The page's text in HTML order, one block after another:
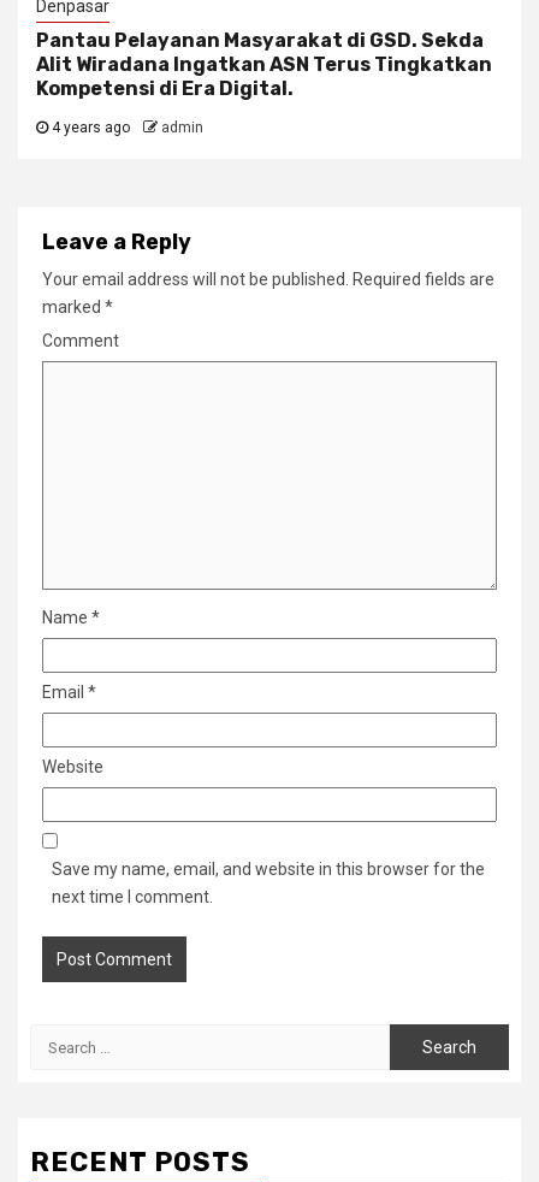
Denpasar
Pantau Pelayanan Masyarakat di GSD. Sekda
Alit Wiradana Ingatkan ASN Terus Tingkatkan
Kompetensi di Era Digital.
4 years ago admin
Leave a Reply
Your email address will not be published.
Required fields are
marked *
Comment
Name *
Email *
Website
Save my name, email, and website in this browser for the
next time I comment.
RECENT POSTS